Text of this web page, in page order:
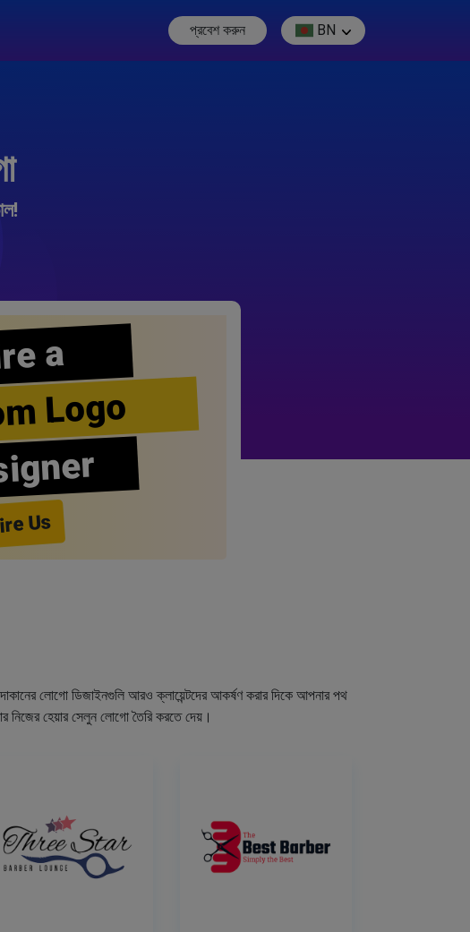
প্রবেশ করুন BN
a
Logo
Us
লোগো ডিজাইনগুলি আরও ক্লায়েন্টদের আকর্ষণ করার দিকে আপনার পথ
হেয়ার সেলুন লোগো তৈরি করতে দেয়।